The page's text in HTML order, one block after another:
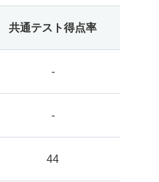
共通テスト得点率
-
-
44